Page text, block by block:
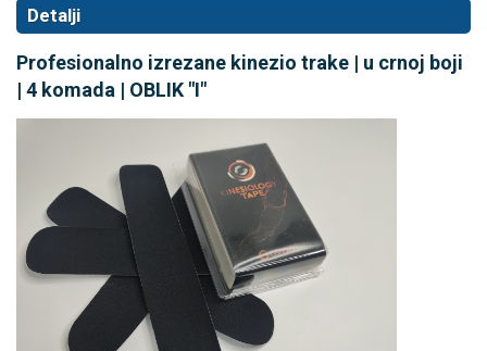
Detalji
Profesionalno izrezane kinezio trake | u crnoj boji
| 4 komada | OBLIK "I"